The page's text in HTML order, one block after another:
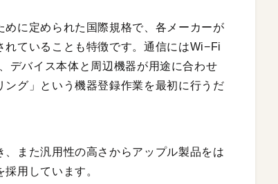
に定められた国際規格で、各メーカーが
ていることも特徴です。通信にはWi−Fi
デバイス本体と周辺機器が用途に合わせ
グ」という機器登録作業を最初に行うだ
また汎用性の高さからアップル製品をは
用しています。